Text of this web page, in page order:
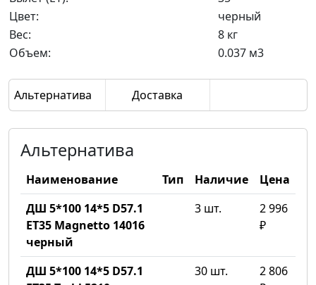
Цвет:
черный
Вес:
8 кг
Объем:
0.037 м3
Альтернатива Доставка
Альтернатива
Наименование Тип Наличие
Цена
ДШ 5*100 14*5 D57.1
ET35 Magnetto 14016
черный
3 шт.
2 996
₽
ДШ 5*100 14*5 D57.1
30 шт.
2 806